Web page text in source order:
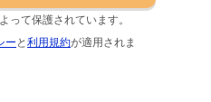
って保護されています。
ー と利用規約が適用されま